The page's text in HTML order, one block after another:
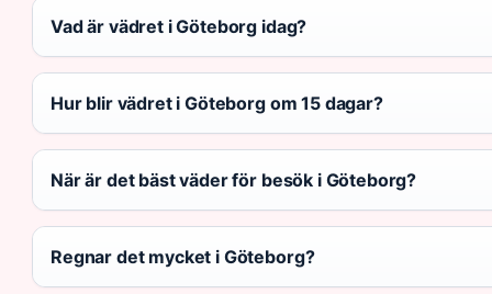
Vad är vädret i Göteborg idag?
Hur blir vädret i Göteborg om 15 dagar?
När är det bäst väder för besök i Göteborg?
Regnar det mycket i Göteborg?